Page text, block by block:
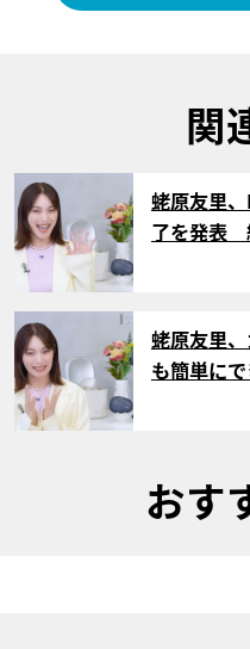
関
サムネイル
蛯原友里
了を発表
蛯原友里
も簡単に
おす